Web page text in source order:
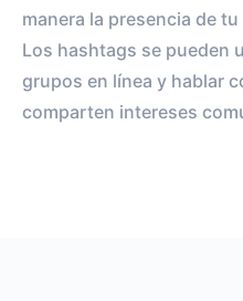
manera la presencia de
Los hashtags se pueden
grupos en línea y hablar
comparten intereses